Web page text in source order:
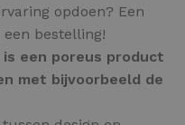
opdoen? Een
bestelling!
een poreus product
met bijvoorbeeld de